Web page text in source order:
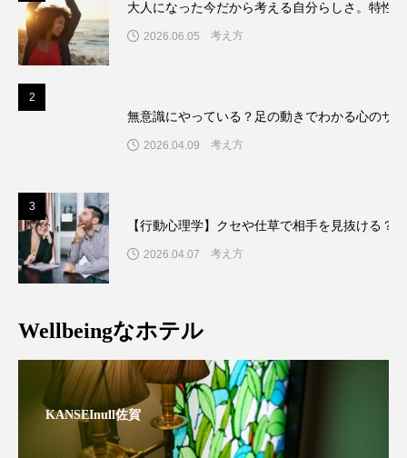
大人になった今だから考える自分らしさ。特性
2026.06.05 考え方
2
無意識にやっている？足の動きでわかる心のサ
2026.04.09 考え方
3
【行動心理学】クセや仕草で相手を見抜ける？
2026.04.07 考え方
Wellbeingなホテル
KANSEInull佐賀